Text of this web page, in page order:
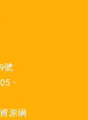
號
．
源網